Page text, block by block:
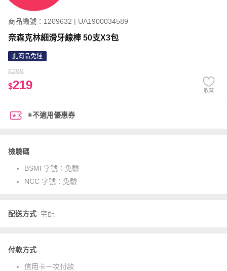
商品編號：1209632 | UA1900034589
奈森克林細滑牙線棒 50支X3包
此商品免運
$299
$219 收藏
※不適用優惠券
檢驗碼
BSMI 字號： 免驗
NCC 字號： 免驗
配送方式 宅配
付款方式
信用卡一次付款